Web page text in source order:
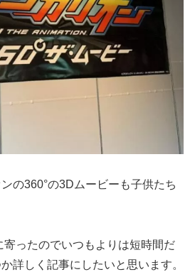
の360°の3Dムービーも子供たち
寄ったのでいつもよりは短時間だ
詳しく記事にしたいと思います。